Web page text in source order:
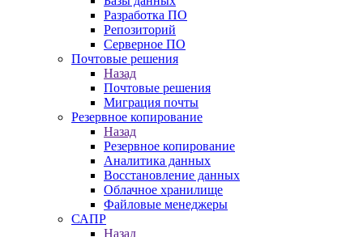
Разработка ПО
Репозиторий
Серверное ПО
Почтовые решения
Назад
Почтовые решения
Миграция почты
Резервное копирование
Назад
Резервное копирование
Аналитика данных
Восстановление данных
Облачное хранилище
Файловые менеджеры
САПР
Назад